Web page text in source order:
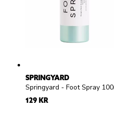
SPRINGYARD
129 KR